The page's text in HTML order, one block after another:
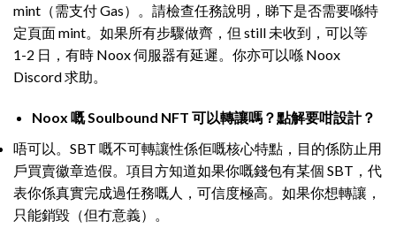
mint（需支付 Gas）。請檢查任務說明，睇下是否需要喺特
定頁面 mint。如果所有步驟做齊，但 still 未收到，可以等
1-2 日，有時 Noox 伺服器有延遲。你亦可以喺 Noox
Discord 求助。
Noox 嘅 Soulbound NFT 可以轉讓嗎？點解要咁設計？
唔可以。SBT 嘅不可轉讓性係佢嘅核心特點，目的係防止用
戶買賣徽章造假。項目方知道如果你嘅錢包有某個 SBT，代
表你係真實完成過任務嘅人，可信度極高。如果你想轉讓，
只能銷毀（但冇意義）。